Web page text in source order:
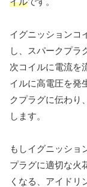
イグニッションコ
し、スパークプラ
次コイルに電流を
イルに高電圧を発
クプラグに伝わり、
します。
もしイグニッショ
プラグに適切な火
くなる、アイドリ